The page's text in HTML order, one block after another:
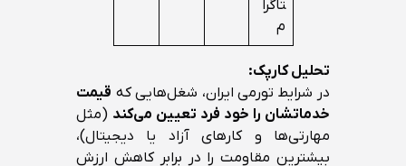
تاگرا
م
تحلیل کارپک:
در شرایط تورمی ایران، شغل‌هایی که قیمت
خدماتشان را خود فرد تعیین می‌کند (مثل
مهارتی‌ها و کارهای آزاد یا دیجیتال)،
بیشترین مقاومت را در برابر کاهش ارزش